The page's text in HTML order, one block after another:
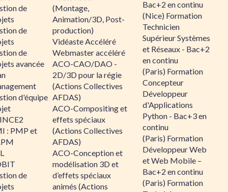
de
de
de
avancée
d'équipe
: PMP et
de
(Montage,
Animation/3D, Post-
production)
Vidéaste Accéléré
Webmaster accéléré
ACO-CAO/DAO -
2D/3D pour la régie
(Actions Collectives
AFDAS)
ACO-Compositing et
effets spéciaux
(Actions Collectives
AFDAS)
ACO-Conception et
modélisation 3D et
d’effets spéciaux
animés (Actions
Bac+2 en continu
(Nice) Formation
Technicien
Supérieur Systèmes
et Réseaux - Bac+2
en continu
(Paris) Formation
Concepteur
Développeur
d'Applications
Python - Bac+3 en
continu
(Paris) Formation
Développeur Web
et Web Mobile –
Bac+2 en continu
(Paris) Formation